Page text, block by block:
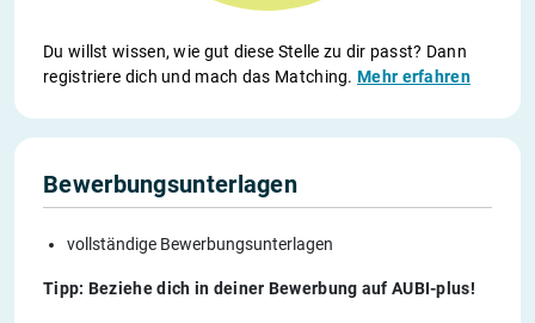
Du willst wissen, wie gut diese Stelle zu dir passt? Dann
registriere dich und mach das Matching.Mehr erfahren
Bewerbungsunterlagen
vollständige Bewerbungsunterlagen
Tipp: Beziehe dich in deiner Bewerbung auf AUBI-plus!